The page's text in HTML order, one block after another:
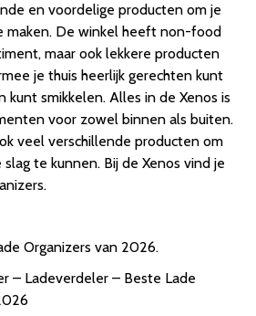
en voordelige producten om je
maken. De winkel heeft non-food
maar ook lekkere producten
je thuis heerlijk gerechten kunt
kunt smikkelen. Alles in de Xenos is
voor zowel binnen als buiten.
veel verschillende producten om
te kunnen. Bij de Xenos vind je
Organizers van 2026.
– Ladeverdeler – Beste Lade